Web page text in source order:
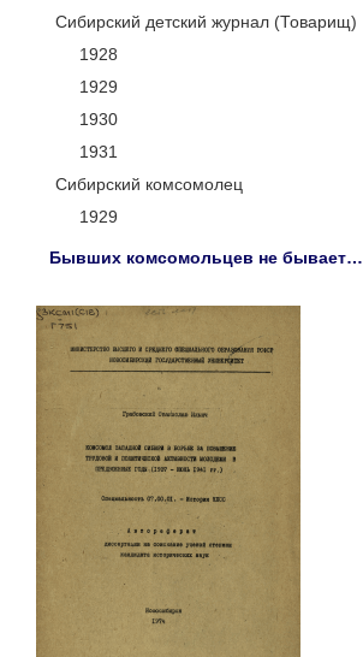
Сибирский детский журнал (Товарищ)
1928
1929
1930
1931
Сибирский комсомолец
1929
Бывших комсомольцев не бывает…